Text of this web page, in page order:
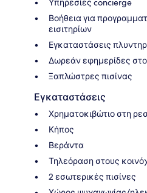
Υπηρεσίες concierge
Βοήθεια για
εισιτηρίων
Εγκαταστάσεις
Δωρεάν εφημερίδες
Ξαπλώστρες πισίνας
Εγκαταστάσεις
Χρηματοκιβώτιο στη
Κήπος
Βεράντα
Τηλεόραση στους
2 εσωτερικές πισίνες